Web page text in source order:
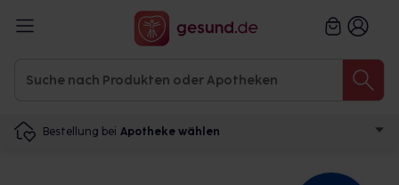
Bestellung bei Apotheke wählen